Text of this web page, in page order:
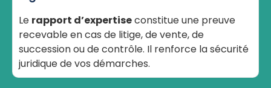
Le rapport d’expertiseconstitue une preuve
recevable en cas de litige, de vente, de
succession ou de contrôle. Il renforce la sécurité
juridique de vos démarches.